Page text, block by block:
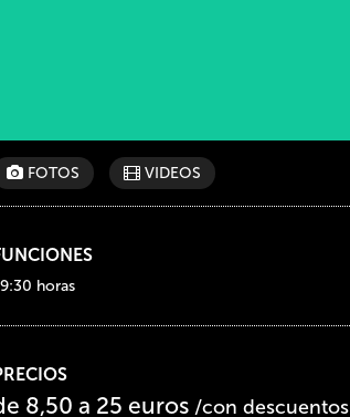
FOTOS VIDEOS
horas
8,50 a 25 euros /con descuentos